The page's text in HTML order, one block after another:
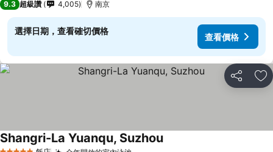
9.3 超級讚 4,005 南京
選擇日期，查看確切價格
查看價格
分享 加
Shangri-La Yuanqu, Suzhou